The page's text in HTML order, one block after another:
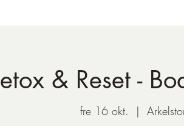
& Reset -
fre 16 okt.
  |